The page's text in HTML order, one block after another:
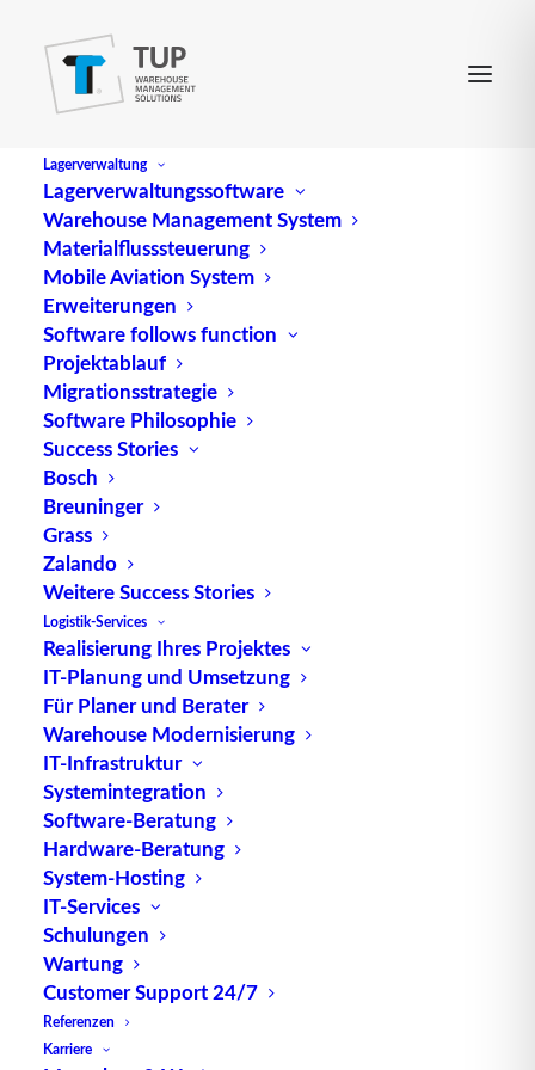
Lagerverwaltung
Lagerverwaltungssoftware
Warehouse Management System
Materialflusssteuerung
Mobile Aviation System
Erweiterungen
Software follows function
Projektablauf
Migrationsstrategie
Software Philosophie
Success Stories
Bosch
Breuninger
Grass
Zalando
Weitere Success Stories
Logistik-Services
Realisierung Ihres Projektes
IT-Planung und Umsetzung
Für Planer und Berater
Warehouse Modernisierung
IT-Infrastruktur
Systemintegration
Software-Beratung
Hardware-Beratung
System-Hosting
IT-Services
Schulungen
Wartung
Customer Support 24/7
Referenzen
Karriere
Slide-in-Regal
ist ein staplerbedientes Kompaktregal, bei dem die
Kanäle mit Rollkettenschienen ausgerüstet sind.
Quelle: logipedia / Fraunhofer IML
TUP GmbH & Co. KG
Die kombinierbare Lagerverwaltungs-Software von
TUP, liefert dank ihrer Flexibilität immer die
effektivste Lösung und ist zudem in hohem Maße
wiederverwendbar.
Kontakt
TUP GmbH & Co. KG
Fraunhoferstraße 1
D 76297 Stutensee